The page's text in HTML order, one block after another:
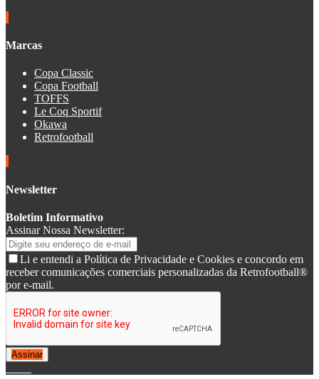
Marcas
Copa Classic
Copa Football
TOFFS
Le Coq Sportif
Okawa
Retrofootball
Newsletter
Boletim Informativo
Assinar Nossa Newsletter:
Li e entendi a Política de Privacidade e Cookies e concordo em
receber comunicações comerciais personalizadas da Retrofootball®
por e-mail.
Assinar